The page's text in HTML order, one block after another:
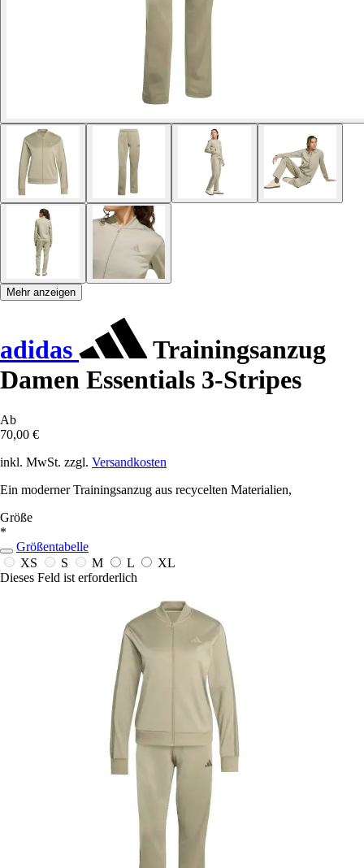
Mehr anzeigen
adidas
Trainingsanzug
Damen Essentials 3-Stripes
Ab
70,00 €
inkl. MwSt. zzgl. Versandkosten
Ein moderner Trainingsanzug aus recycelten Materialien,
Größe
*
Größentabelle
XS
S M L
XL
Dieses Feld ist erforderlich